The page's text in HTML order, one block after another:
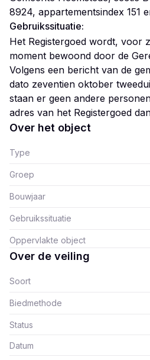
8924, appartementsindex 151
Gebruikssituatie:
Het Registergoed wordt, voor
moment bewoond door de
Volgens een bericht van de
dato zeventien oktober
staan er geen andere
adres van het Registergoed
Over het object
Type
Groep
Bouwjaar
Gebruikssituatie
Oppervlakte object
Over de veiling
Soort
Biedmethode
Status
Datum